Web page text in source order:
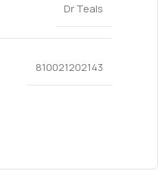
Dr Teals
810021202143